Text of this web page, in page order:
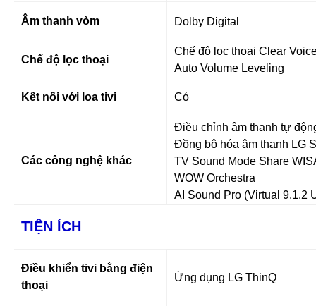
Âm thanh vòm Dolby Digital
Chế độ lọc thoại
Chế độ lọc thoại Clear
Auto Volume Leveling
Kết nối với loa tivi Có
Các công nghệ khác
Điều chỉnh âm thanh tự
Đồng bộ hóa âm thanh LG
TV Sound Mode Share
WOW Orchestra
AI Sound Pro (Virtual 9.1.2
TIỆN ÍCH
Điều khiển tivi bằng điện
thoại
Ứng dụng LG ThinQ